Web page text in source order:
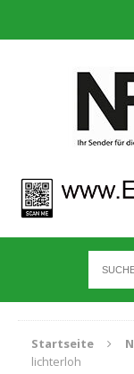
Startseite
lichterloh